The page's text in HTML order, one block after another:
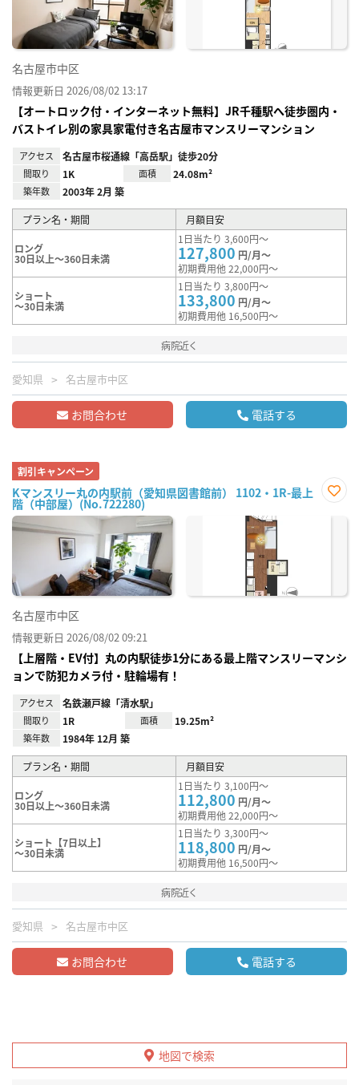
名古屋市中区
情報更新日 2026/08/02 13:17
【オートロック付・インターネット無料】JR千種駅へ徒歩圏内・
バストイレ別の家具家電付き名古屋市マンスリーマンション
アクセス 名古屋市桜通線「高岳駅」徒歩20分
間取り 1K 面積 24.08m²
築年数 2003年 2月 築
プラン名・期間 月額目安
ロング
30日以上～360日未満
1日当たり 3,600円～
127,800 円/月～
初期費用他 22,000円～
ショート
～30日未満
1日当たり 3,800円～
133,800 円/月～
初期費用他 16,500円～
病院近く
愛知県 名古屋市中区
お問合わせ 電話する
割引キャンペーン
Kマンスリー丸の内駅前（愛知県図書館前） 1102・1R-最上
階（中部屋）(No.722280)
に入
名古屋市中区
情報更新日 2026/08/02 09:21
【上層階・EV付】丸の内駅徒歩1分にある最上階マンスリーマンシ
ョンで防犯カメラ付・駐輪場有！
アクセス 名鉄瀬戸線「清水駅」
間取り 1R 面積 19.25m²
築年数 1984年 12月 築
プラン名・期間 月額目安
ロング
30日以上～360日未満
1日当たり 3,100円～
112,800 円/月～
初期費用他 22,000円～
ショート【7日以上】
～30日未満
1日当たり 3,300円～
118,800 円/月～
初期費用他 16,500円～
病院近く
愛知県 名古屋市中区
お問合わせ 電話する
地図で検索